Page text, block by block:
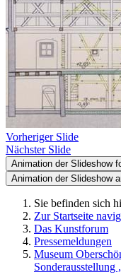
Vorheriger Slide
Nächster Slide
Animation der Slideshow
Animation der Slideshow
Sie befinden sich
Zur Startseite
Das Kunstforum
Pressemeldungen
Museum
Sonderausstellung